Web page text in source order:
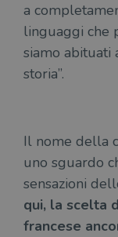
a
linguaggi che
siamo abituati
storia”.
Il nome della
uno sguardo
sensazioni
qui, la scelta
francese